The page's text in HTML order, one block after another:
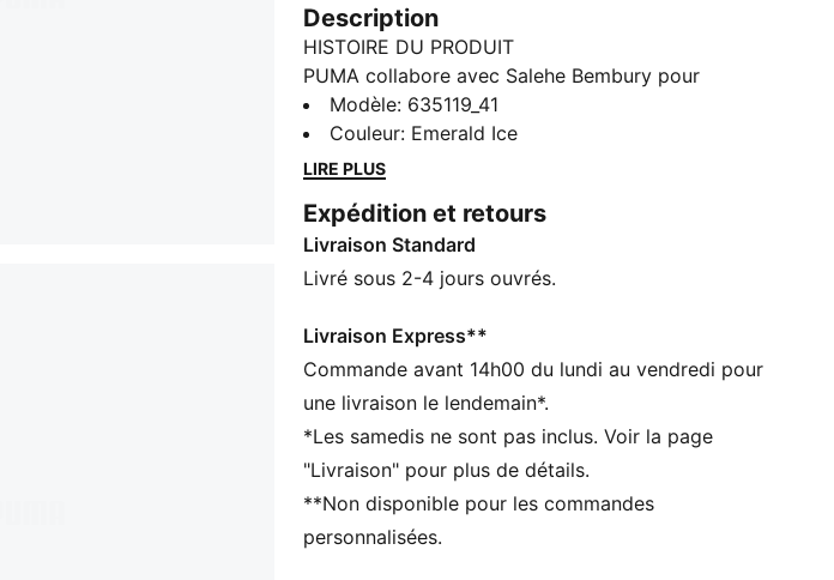
Description
HISTOIRE DU PRODUIT
PUMA collabore avec Salehe Bembury pour
réinterpréter le style des jours de match à travers le
prisme unique du créateur : des imprimés recherchés,
des détails bien pensés et un point de vue
collection rétro KING, le maillot KING PUMA x GHANA
x SALEHE BEMBURY se pare de détails inspirés des
équipes universitaires américaines.
GESTION DE L’HUMIDITÉ : Les tissus techniques
dryCELL évacuent l'humidité pour t’aider à rester à
l'aise et au sec
finitions et décorations
DÉTAILS
Coupe : Décontractée
Matière principale : Double piqué
Modèle: 635119_41
Couleur: Emerald Ice
LIRE PLUS
Expédition et retours
Livraison Standard
Livré sous 2-4 jours ouvrés.
Livraison Express**
Commande avant 14h00 du lundi au vendredi pour
une livraison le lendemain*.
*Les samedis ne sont pas inclus. Voir la page
"Livraison" pour plus de détails.
**Non disponible pour les commandes
personnalisées.